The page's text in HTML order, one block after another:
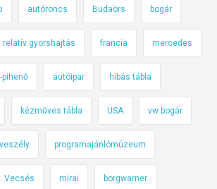
autóroncs Budaörs bogár
relatív gyorshajtás francia mercedes
pihenő autóipar hibás tábla
kézműves tábla USA vw bogár
programajánlómúzeum
Vecsés mirai borgwarner